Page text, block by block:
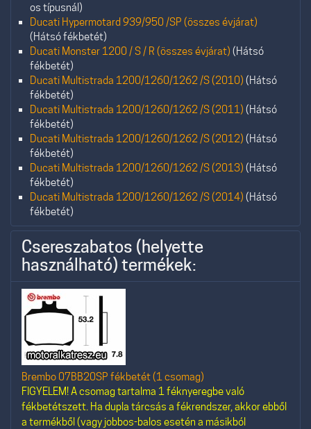
os típusnál)
Ducati Hypermotard 939/950 /SP (összes évjárat)
(Hátsó fékbetét)
Ducati Monster 1200 / S / R (összes évjárat) (Hátsó
fékbetét)
Ducati Multistrada 1200/1260/1262 /S (2010) (Hátsó
fékbetét)
Ducati Multistrada 1200/1260/1262 /S (2011) (Hátsó
fékbetét)
Ducati Multistrada 1200/1260/1262 /S (2012) (Hátsó
fékbetét)
Ducati Multistrada 1200/1260/1262 /S (2013) (Hátsó
fékbetét)
Ducati Multistrada 1200/1260/1262 /S (2014) (Hátsó
fékbetét)
Csereszabatos (helyette
használható) termékek:
Brembo 07BB20SP fékbetét (1 csomag)
FIGYELEM! A csomag tartalma 1 féknyeregbe való
fékbetétszett. Ha dupla tárcsás a fékrendszer, akkor ebből
a termékből (vagy jobbos-balos esetén a másikból